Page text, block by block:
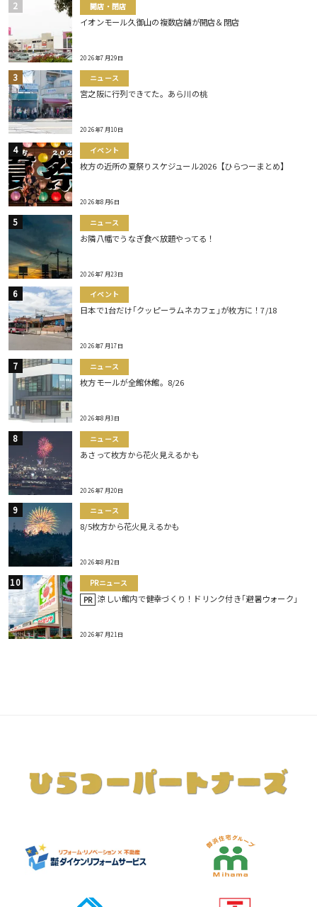
開店・閉店
イオンモール久御山の複数店舗が開店＆閉店
2026年7月29日
ニュース
宮之阪に行列できてた。あら川の桃
2026年7月10日
イベント
枚方の近所の夏祭りスケジュール2026【ひらつーまとめ】
2026年8月6日
ニュース
お隣八幡でうなぎ食べ放題やってる！
2026年7月23日
イベント
日本で1台だけ｢クッピーラムネカフェ｣が枚方に！7/18
2026年7月17日
ニュース
枚方モールが全館休館。8/26
2026年8月3日
ニュース
あさって枚方から花火見えるかも
2026年7月20日
ニュース
8/5枚方から花火見えるかも
2026年8月2日
PRニュース
PR 涼しい館内で健幸づくり！ドリンク付き｢避暑ウォーク｣
2026年7月21日